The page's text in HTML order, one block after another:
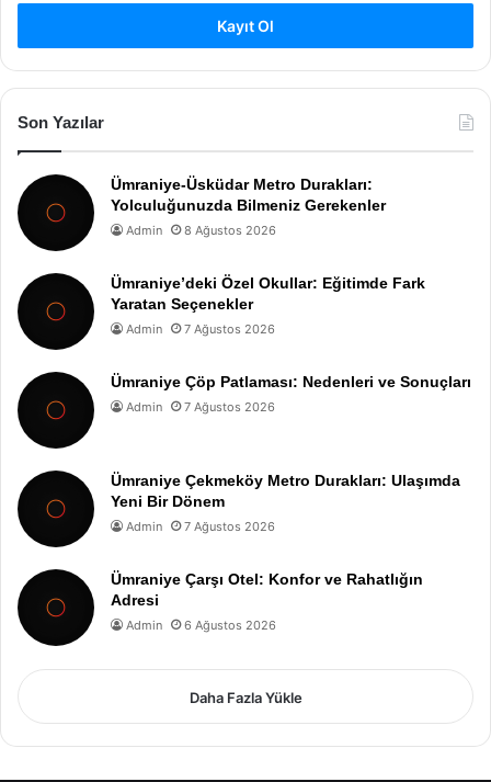
Kayıt Ol
Son Yazılar
Ümraniye-Üsküdar Metro Durakları:
Yolculuğunuzda Bilmeniz Gerekenler
Admin 8 Ağustos 2026
Ümraniye’deki Özel Okullar: Eğitimde Fark
Yaratan Seçenekler
Admin 7 Ağustos 2026
Ümraniye Çöp Patlaması: Nedenleri ve Sonuçları
Admin 7 Ağustos 2026
Ümraniye Çekmeköy Metro Durakları: Ulaşımda
Yeni Bir Dönem
Admin 7 Ağustos 2026
Ümraniye Çarşı Otel: Konfor ve Rahatlığın
Adresi
Admin 6 Ağustos 2026
Daha Fazla Yükle